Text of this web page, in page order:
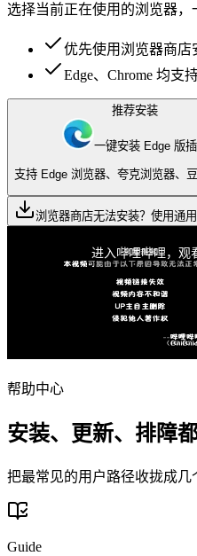
选择当前正在使用的浏览器，
优先使用浏览器商店
Edge、Chrome 均支
推荐安装
一键安装 Edge 版
支持 Edge 浏览器、夸克浏览器、
浏览器商店无法安装？ 使用通
帮助中心
安装、更新、排障
把最常见的用户路径收拢成几
Guide